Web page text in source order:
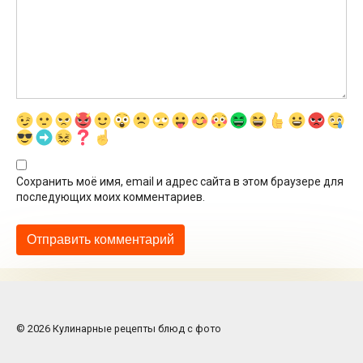
Сохранить моё имя, email и адрес сайта в этом браузере для
последующих моих комментариев.
© 2026 Кулинарные рецепты блюд с фото